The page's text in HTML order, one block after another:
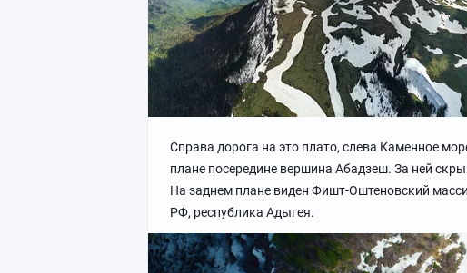
Справа дорога на это плато, слева Каменное
плане посередине вершина Абадзеш. За ней
На заднем плане виден Фишт-Оштеновский
РФ, республика Адыгея.